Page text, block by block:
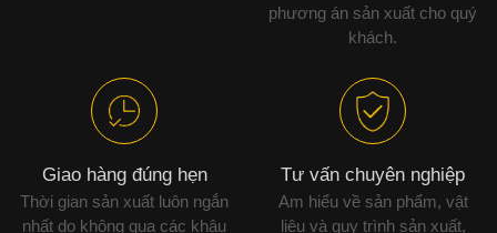
phương án sản xuất cho quý
khách.
Giao hàng đúng hẹn
Thời gian sản xuất luôn ngắn
nhất do không qua các khâu
Tư vấn chuyên nghiệp
Am hiểu về sản phẩm, vật
liệu và quy trình sản xuất,